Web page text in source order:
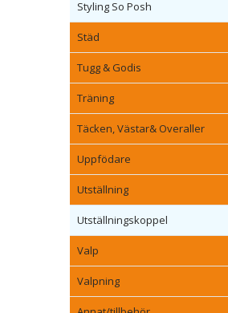
Styling So Posh
Städ
Tugg & Godis
Träning
Täcken, Västar& Overaller
Uppfödare
Utställning
Utställningskoppel
Valp
Valpning